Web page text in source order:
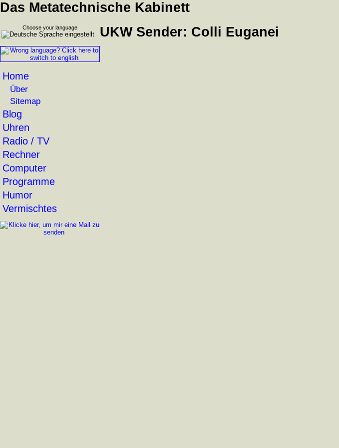
Das Metatechnische Kabinett
Choose your language
Home
Über
Sitemap
Blog
Uhren
Radio / TV
Rechner
Computer
Programme
Humor
Vermischtes
UKW Sender: Colli Euganei